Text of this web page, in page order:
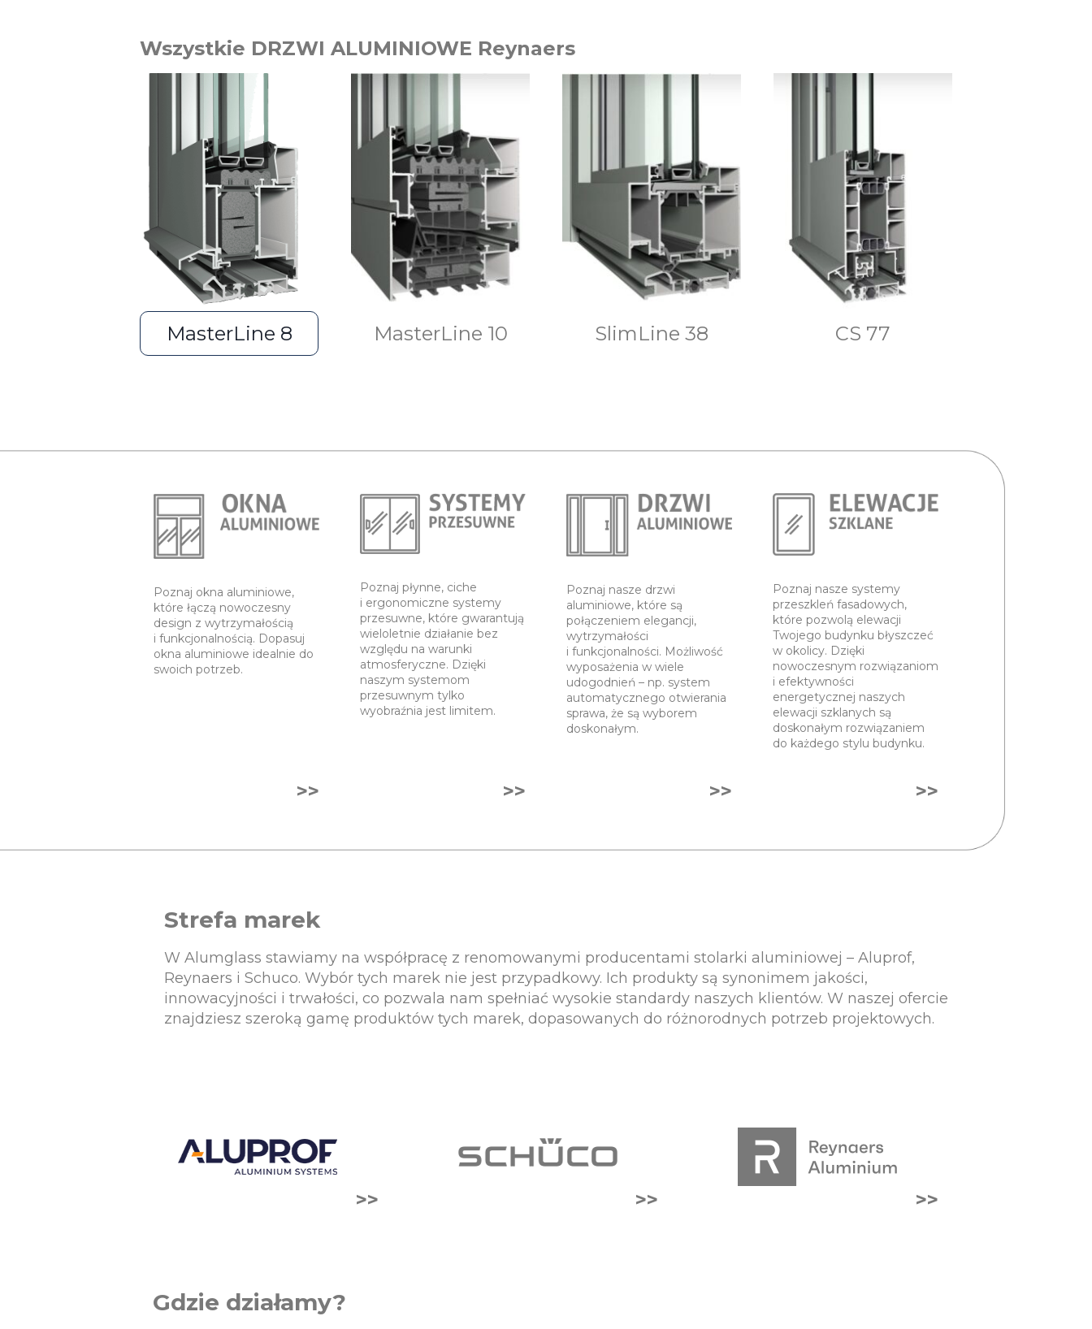
Wszystkie DRZWI ALUMINIOWE Reynaers
MasterLine 8 MasterLine 10 SlimLine 38 CS 77
Poznaj okna aluminiowe,
które łączą nowoczesny
design z wytrzymałością
i funkcjonalnością. Dopasuj
okna aluminiowe idealnie do
swoich potrzeb.
>>
Poznaj płynne, ciche
i ergonomiczne systemy
przesuwne, które gwarantują
wieloletnie działanie bez
względu na warunki
atmosferyczne. Dzięki
naszym systemom
przesuwnym tylko
wyobraźnia jest limitem.
>>
Poznaj nasze drzwi
aluminiowe, które są
połączeniem elegancji,
wytrzymałości
i funkcjonalności. Możliwość
wyposażenia w wiele
udogodnień – np. system
automatycznego otwierania
sprawa, że są wyborem
doskonałym.
>>
Poznaj nasze systemy
przeszkleń fasadowych,
które pozwolą elewacji
Twojego budynku błyszczeć
w okolicy. Dzięki
nowoczesnym rozwiązaniom
i efektywności
energetycznej naszych
elewacji szklanych są
doskonałym rozwiązaniem
do każdego stylu budynku.
>>
Strefa marek
W Alumglass stawiamy na współpracę z renomowanymi producentami stolarki aluminiowej – Aluprof,
Reynaers i Schuco. Wybór tych marek nie jest przypadkowy. Ich produkty są synonimem jakości,
innowacyjności i trwałości, co pozwala nam spełniać wysokie standardy naszych klientów. W naszej ofercie
znajdziesz szeroką gamę produktów tych marek, dopasowanych do różnorodnych potrzeb projektowych.
>> >> >>
Gdzie działamy?